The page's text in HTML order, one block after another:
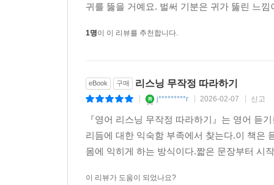
단계별 리스닝 훈련으로 학습효과를 UP!
율성이 떨어질뿐더러, 소리 듣기에만 연연하게 되
적인 학습을 위해서는 체계적인 리스닝 훈련이
킹 실력까지 향상될 것입니다.
다양한 리스닝 콘텐츠로 들어야 귀가 열립니다!
귀를 뚫을 거예요. 벌써 기분은 귀가 뚫린 느
1명이 이 리뷰를 추천합니다.
eBook 구매 리스닝 무작정 따라하기
j*********r 2026-02-07 신고
『영어 리스닝 무작정 따라하기』는 영어 듣
리듬에 대한 익숙함 부족에서 찾는다.이 책은
몸에 익히게 하는 방식이다.짧은 문장부터 시
이 리뷰가 도움이 되었나요?